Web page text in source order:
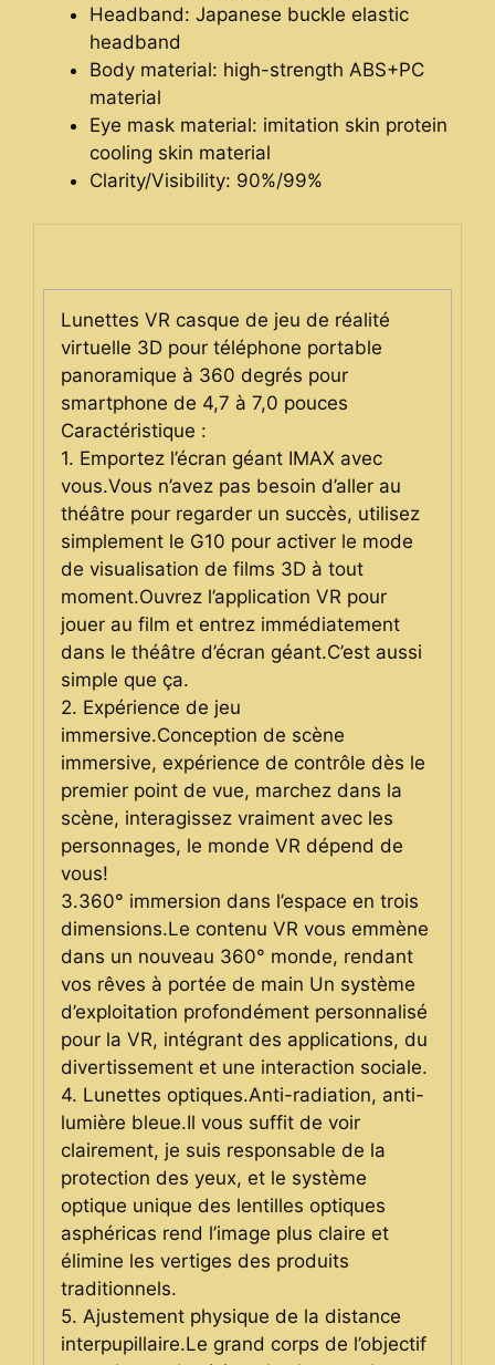
Headband: Japanese buckle elastic
headband
Body material: high-strength ABS+PC
material
Eye mask material: imitation skin protein
cooling skin material
Clarity/Visibility: 90%/99%
Lunettes VR casque de jeu de réalité
virtuelle 3D pour téléphone portable
panoramique à 360 degrés pour
smartphone de 4,7 à 7,0 pouces
Caractéristique :
1. Emportez l’écran géant IMAX avec
vous.Vous n’avez pas besoin d’aller au
théâtre pour regarder un succès, utilisez
simplement le G10 pour activer le mode
de visualisation de films 3D à tout
moment.Ouvrez l’application VR pour
jouer au film et entrez immédiatement
dans le théâtre d’écran géant.C’est aussi
simple que ça.
2. Expérience de jeu
immersive.Conception de scène
immersive, expérience de contrôle dès le
premier point de vue, marchez dans la
scène, interagissez vraiment avec les
personnages, le monde VR dépend de
vous!
3.360° immersion dans l’espace en trois
dimensions.Le contenu VR vous emmène
dans un nouveau 360° monde, rendant
vos rêves à portée de main Un système
d’exploitation profondément personnalisé
pour la VR, intégrant des applications, du
divertissement et une interaction sociale.
4. Lunettes optiques.Anti-radiation, anti-
lumière bleue.Il vous suffit de voir
clairement, je suis responsable de la
protection des yeux, et le système
optique unique des lentilles optiques
asphéricas rend l’image plus claire et
élimine les vertiges des produits
traditionnels.
5. Ajustement physique de la distance
interpupillaire.Le grand corps de l’objectif